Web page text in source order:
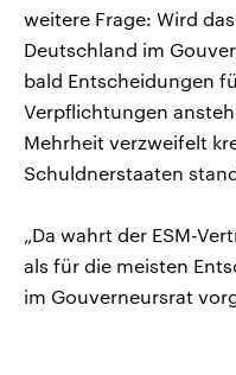
weitere Frage: Wird
Deutschland im
bald Entscheidungen
Verpflichtungen
Mehrheit verzweifelt
Schuldnerstaaten
„Da wahrt der ESM-
als für die meisten
im Gouverneursrat